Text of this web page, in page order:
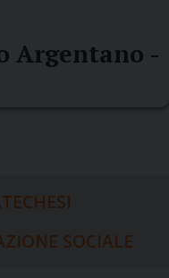
Argentano -
SOCIALE